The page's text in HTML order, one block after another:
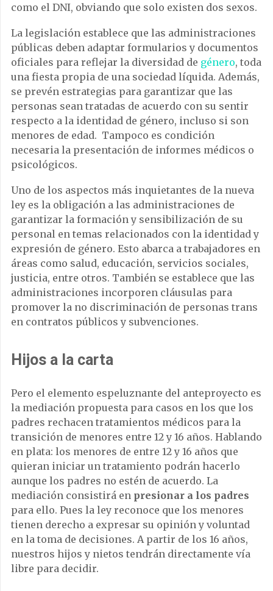
como el DNI, obviando que solo existen dos sexos.
La legislación establece que las administraciones
públicas deben adaptar formularios y documentos
oficiales para reflejar la diversidad de género, toda
una fiesta propia de una sociedad líquida. Además,
se prevén estrategias para garantizar que las
personas sean tratadas de acuerdo con su sentir
respecto a la identidad de género, incluso si son
menores de edad. Tampoco es condición
necesaria la presentación de informes médicos o
psicológicos.
Uno de los aspectos más inquietantes de la nueva
ley es la obligación a las administraciones de
garantizar la formación y sensibilización de su
personal en temas relacionados con la identidad y
expresión de género. Esto abarca a trabajadores en
áreas como salud, educación, servicios sociales,
justicia, entre otros. También se establece que las
administraciones incorporen cláusulas para
promover la no discriminación de personas trans
en contratos públicos y subvenciones.
Hijos a la carta
Pero el elemento espeluznante del anteproyecto es
la mediación propuesta para casos en los que los
padres rechacen tratamientos médicos para la
transición de menores entre 12 y 16 años. Hablando
en plata: los menores de entre 12 y 16 años que
quieran iniciar un tratamiento podrán hacerlo
aunque los padres no estén de acuerdo. La
mediación consistirá en presionar a los padres
para ello. Pues la ley reconoce que los menores
tienen derecho a expresar su opinión y voluntad
en la toma de decisiones. A partir de los 16 años,
nuestros hijos y nietos tendrán directamente vía
libre para decidir.